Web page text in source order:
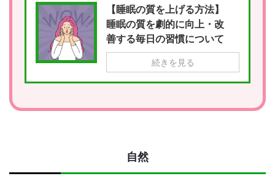
【睡眠の質を上げる方法】
睡眠の質を劇的に向上・改
善する毎日の習慣について
続きを見る
自然